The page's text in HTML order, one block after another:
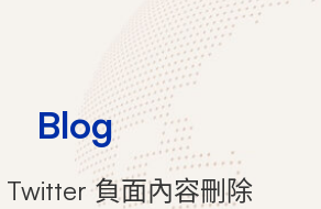
Blog
Twitter 負面內容刪除